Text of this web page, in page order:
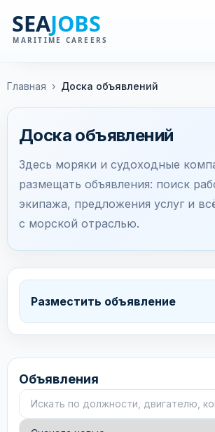
Главная › Доска объявлений
Доска объявлений
Здесь моряки и судоходные
размещать объявления: поиск
экипажа, предложения услуг и
с морской отраслью.
Разместить объявление
Объявления
Поиск объявлений
Сортировка